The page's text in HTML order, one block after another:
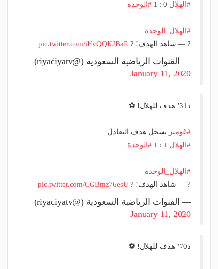
#الهلال
#الوحدة
#الهلال_الوحدة
? — شاهد الهدف! ? pic.twitter.com/iHvQQKJBaR
— القنوات الرياضية السعودية (@riyadiyatv)
January 11, 2020
د31’ هدف للهلال! ⚽
#غوميز ⁩ يسجل هدف التعادل
#الهلال
#الوحدة
#الهلال_الوحدة
? — شاهد الهدف! ? pic.twitter.com/CGBmz76esU
— القنوات الرياضية السعودية (@riyadiyatv)
January 11, 2020
د70’ هدف للهلال! ⚽